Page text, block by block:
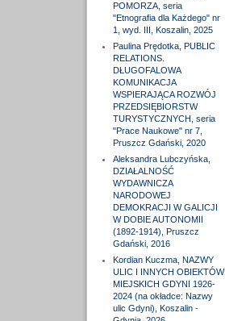
POMORZA, seria
"Etnografia dla Każdego" nr
1, wyd. III, Koszalin, 2025
Paulina Prędotka, PUBLIC
RELATIONS.
DŁUGOFALOWA
KOMUNIKACJA
WSPIERAJĄCA ROZWÓJ
PRZEDSIĘBIORSTW
TURYSTYCZNYCH, seria
"Prace Naukowe" nr 7,
Pruszcz Gdański, 2020
Aleksandra Lubczyńska,
DZIAŁALNOŚĆ
WYDAWNICZA
NARODOWEJ
DEMOKRACJI W GALICJI
W DOBIE AUTONOMII
(1892-1914), Pruszcz
Gdański, 2016
Kordian Kuczma, NAZWY
ULIC I INNYCH OBIEKTÓW
MIEJSKICH GDYNI 1926-
2024 (na okładce: Nazwy
ulic Gdyni), Koszalin -